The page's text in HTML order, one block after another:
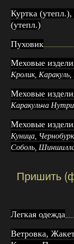
Куртка
(утепл.)
Пуховик
Меховые
Кролик,
Меховые
Каракульча
Меховые
Куница,
Соболь,
Пришить
Легкая одежда
Ветровка,